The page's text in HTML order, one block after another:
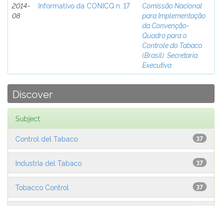
2014-
08
Informativo da CONICQ n. 17
Comissão Nacional
para Implementação
da Convenção-
Quadro para o
Controle do Tabaco
(Brasil). Secretaria
Executiva
Discover
Subject
37
Control del Tabaco
37
Industria del Tabaco
37
Tobacco Control